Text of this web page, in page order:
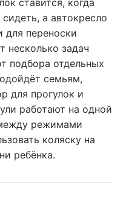
ставится, когда
а автокресло
для переноски
несколько задач
подбора отдельных
семьям,
для прогулок и
работают на одной
режимами
коляску на
ребёнка.